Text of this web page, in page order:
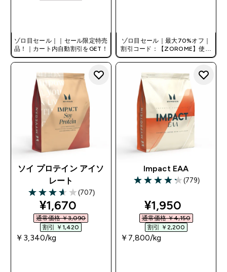
ゾロ目セール｜｜セール限定特売
品！｜カート内自動割引をGET！
ゾロ目セール｜最大70%オフ｜
割引コード：【ZOROME】使用
で追加10%オフ！
ソイ プロテイン アイソ
レート
3.63 out of 5 stars
(707)
discounted price
¥1,670‎
通常価格 ￥3,090‎
割引 ￥1,420‎
￥3,340‎/kg
Impact EAA
4.28 out of 5 stars
(779)
discounted
¥1,950‎
通常価格 ￥4,150‎
割引 ￥2,200‎
￥7,800‎/kg